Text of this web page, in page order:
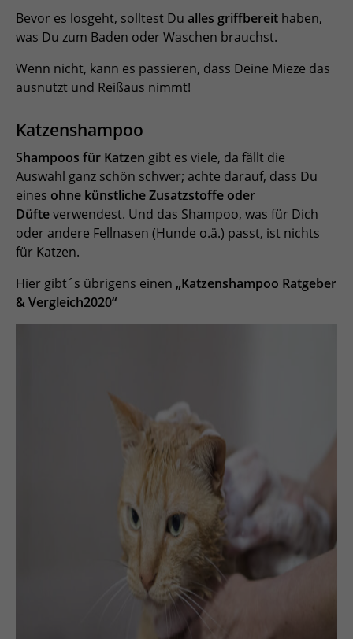
Bevor es losgeht, solltest Du alles griffbereit haben,
was Du zum Baden oder Waschen brauchst.
Wenn nicht, kann es passieren, dass Deine Mieze das
ausnutzt und Reißaus nimmt!
Katzenshampoo
Shampoos für Katzen gibt es viele, da fällt die
Auswahl ganz schön schwer; achte darauf, dass Du
eines ohne künstliche Zusatzstoffe oder
Düfteverwendest. Und das Shampoo, was für Dich
oder andere Fellnasen (Hunde o.ä.) passt, ist nichts
für Katzen.
Hier gibt´s übrigens einen „Katzenshampoo Ratgeber
& Vergleich2020“